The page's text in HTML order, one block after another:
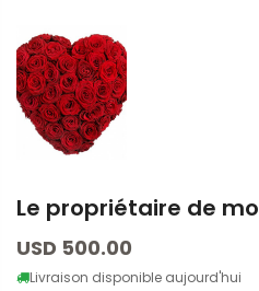
Le propriétaire de
USD 500.00
Livraison disponible aujourd'hui